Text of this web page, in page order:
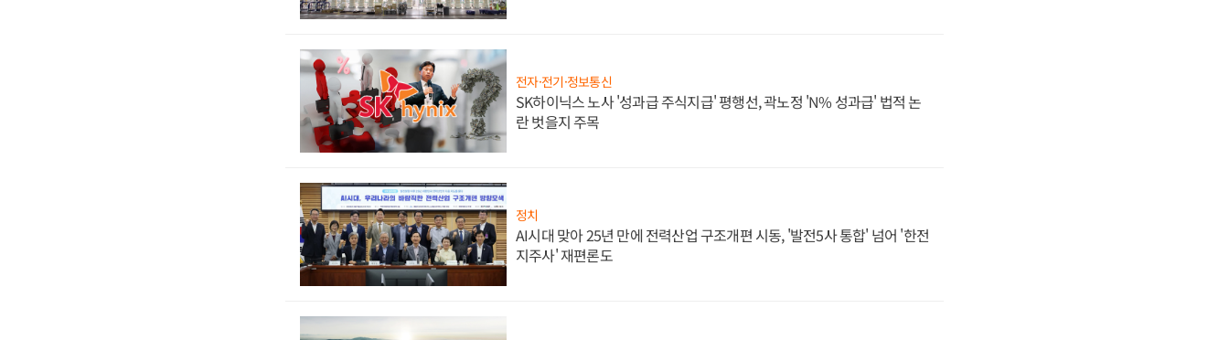
전자·전기·정보통신
SK하이닉스 노사 '성과급 주식지급' 평행선, 곽노정 'N% 성과급' 법적 논
란 벗을지 주목
정치
AI시대 맞아 25년 만에 전력산업 구조개편 시동, '발전5사 통합' 넘어 '한전
지주사' 재편론도